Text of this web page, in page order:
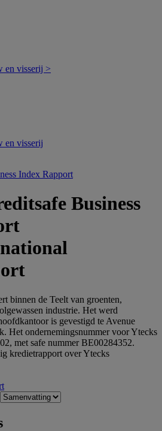
en visserij >
en visserij
binnen de Teelt van groenten,
industrie. Het werd
is gevestigd te Avenue
Het ondernemingsnummer voor Ytecks
met safe nummer BE00284352.
kredietrapport over Ytecks